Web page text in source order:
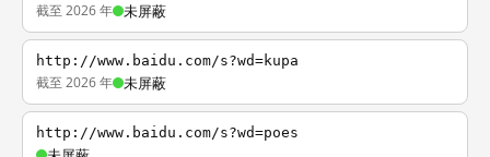
截至 2026 年 未屏蔽
http://www.baidu.com/s?wd=kupa
截至 2026 年 未屏蔽
http://www.baidu.com/s?wd=poes